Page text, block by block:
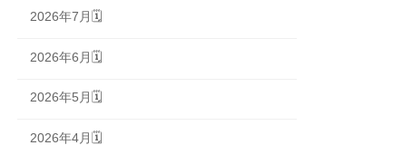
2026年7月🗓
2026年6月🗓
2026年5月🗓
2026年4月🗓